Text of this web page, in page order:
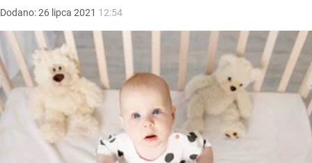
Dodano:26 lipca 2021 12:54